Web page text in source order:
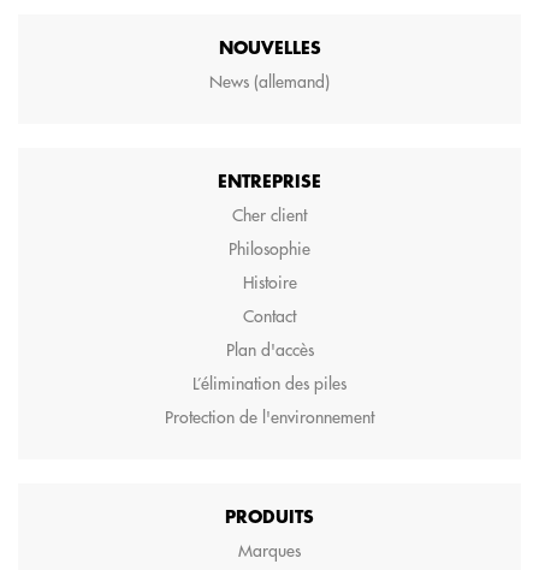
NOUVELLES
News (allemand)
ENTREPRISE
Cher client
Philosophie
Histoire
Contact
Plan d'accès
L’élimination des piles
Protection de l'environnement
PRODUITS
Marques